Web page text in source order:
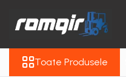
Toate Produsele
Piese MotorToate Produsele